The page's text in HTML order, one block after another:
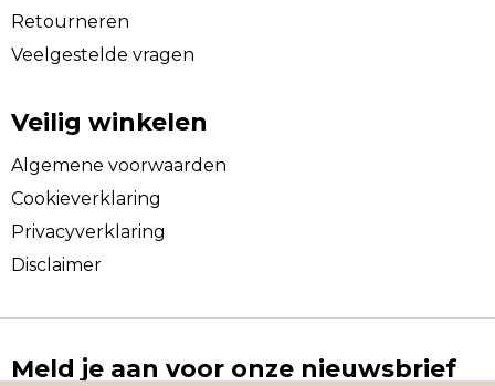
Retourneren
Veelgestelde vragen
Veilig winkelen
Algemene voorwaarden
Cookieverklaring
Privacyverklaring
Disclaimer
Meld je aan voor onze nieuwsbrief